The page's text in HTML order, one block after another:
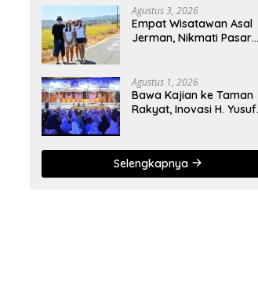
Agustus 3, 2026
Empat Wisatawan Asal
Jerman, Nikmati Pasar
Agustus 1, 2026
Bawa Kajian ke Taman
Rakyat, Inovasi H. Yusuf
Pemda
Selengkapnya